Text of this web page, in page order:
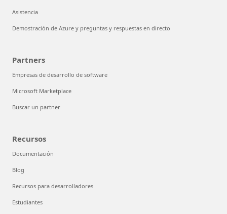
Asistencia
Demostración de Azure y preguntas y respuestas en directo
Partners
Empresas de desarrollo de software
Microsoft Marketplace
Buscar un partner
Recursos
Documentación
Blog
Recursos para desarrolladores
Estudiantes